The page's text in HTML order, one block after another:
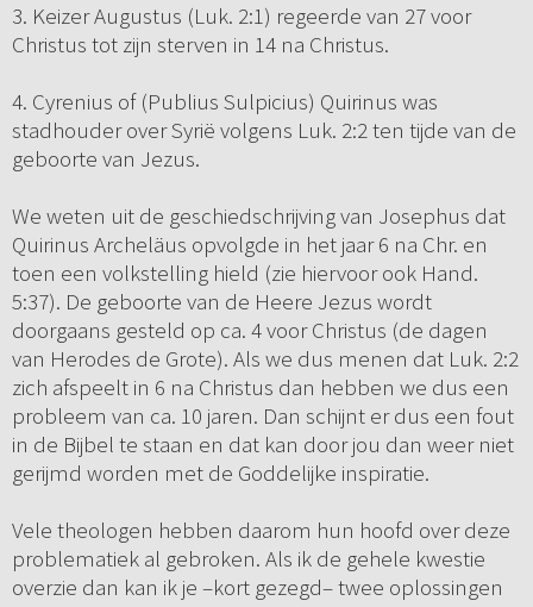
3. Keizer Augustus (Luk. 2:1) regeerde van 27 voor
Christus tot zijn sterven in 14 na Christus.
4. Cyrenius of (Publius Sulpicius) Quirinus was
stadhouder over Syrië volgens Luk. 2:2 ten tijde van de
geboorte van Jezus.
We weten uit de geschiedschrijving van Josephus dat
Quirinus Archeläus opvolgde in het jaar 6 na Chr. en
toen een volkstelling hield (zie hiervoor ook Hand.
5:37). De geboorte van de Heere Jezus wordt
doorgaans gesteld op ca. 4 voor Christus (de dagen
van Herodes de Grote). Als we dus menen dat Luk. 2:2
zich afspeelt in 6 na Christus dan hebben we dus een
probleem van ca. 10 jaren. Dan schijnt er dus een fout
in de Bijbel te staan en dat kan door jou dan weer niet
gerijmd worden met de Goddelijke inspiratie.
Vele theologen hebben daarom hun hoofd over deze
problematiek al gebroken. Als ik de gehele kwestie
overzie dan kan ik je –kort gezegd– twee oplossingen